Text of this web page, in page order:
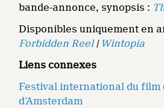
bande-annonce, synopsis :
Disponibles uniquement en
Forbidden Reel | Wintopia
Liens connexes
Festival international du film
d’Amsterdam